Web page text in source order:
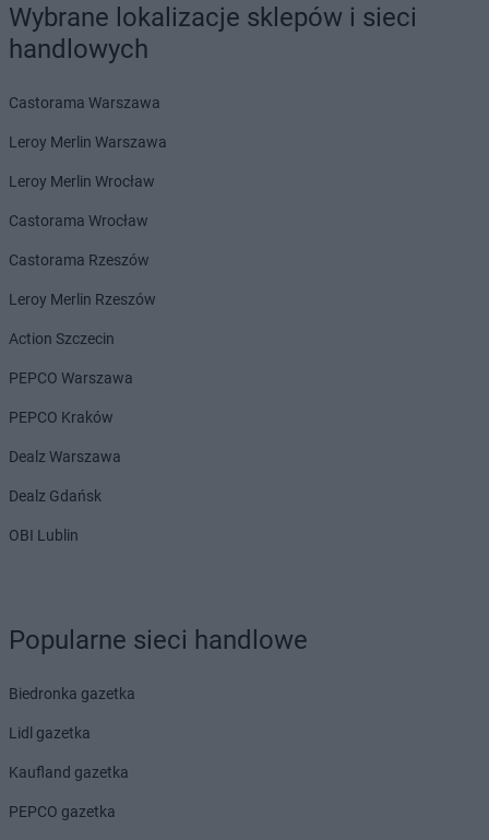
Wybrane lokalizacje sklepów i sieci
handlowych
Castorama Warszawa
Leroy Merlin Warszawa
Leroy Merlin Wrocław
Castorama Wrocław
Castorama Rzeszów
Leroy Merlin Rzeszów
Action Szczecin
PEPCO Warszawa
PEPCO Kraków
Dealz Warszawa
Dealz Gdańsk
OBI Lublin
Popularne sieci handlowe
Biedronka gazetka
Lidl gazetka
Kaufland gazetka
PEPCO gazetka